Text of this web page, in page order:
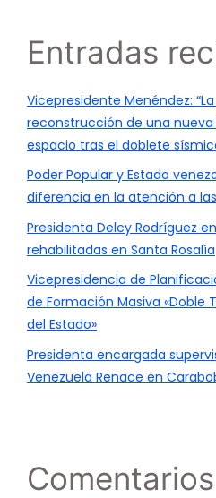
Entradas
Vicepresidente Menéndez:
reconstrucción de una
espacio tras el doblete
Poder Popular y Estado
diferencia en la atención a
Presidenta Delcy Rodríguez
rehabilitadas en Santa Rosalía
Vicepresidencia de
de Formación Masiva «Doble
del Estado»
Presidenta encargada
Venezuela Renace en